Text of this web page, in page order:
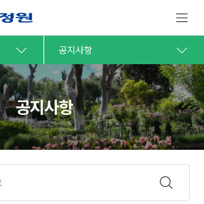
공지사항
공지사항